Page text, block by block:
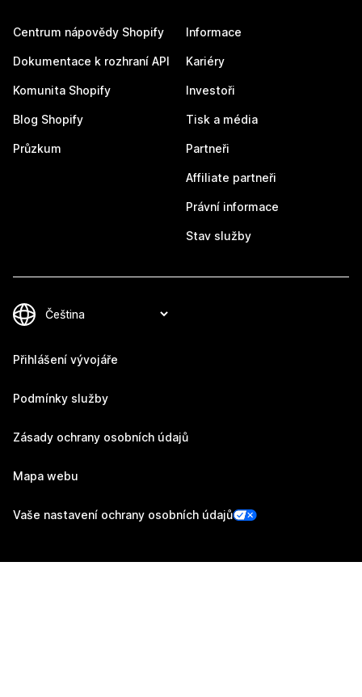
Centrum nápovědy Shopify
Dokumentace k rozhraní API
Komunita Shopify
Blog Shopify
Průzkum
Informace
Kariéry
Investoři
Tisk a média
Partneři
Affiliate partneři
Právní informace
Stav služby
Přihlášení vývojáře
Podmínky služby
Zásady ochrany osobních údajů
Mapa webu
Vaše nastavení ochrany osobních údajů